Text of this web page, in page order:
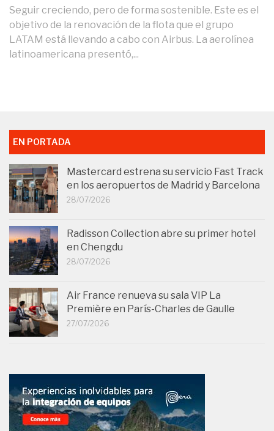
Seguir creciendo, pero de forma sostenible. Este es el
objetivo de la renovación de la flota que el grupo
LATAM está llevando a cabo con Airbus. La aerolínea
latinoamericana presentó,...
EN PORTADA
Mastercard estrena su servicio Fast Track
en los aeropuertos de Madrid y Barcelona
28/07/2026
Radisson Collection abre su primer hotel
en Chengdu
28/07/2026
Air France renueva su sala VIP La
Première en París-Charles de Gaulle
27/07/2026